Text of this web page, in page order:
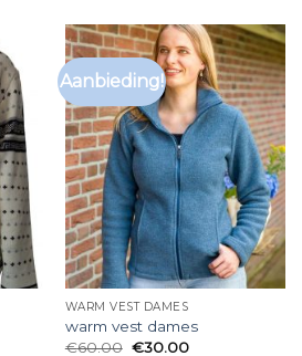
Aanbieding!
WARM VEST DAMES
warm vest dames
€60.00 €30.00